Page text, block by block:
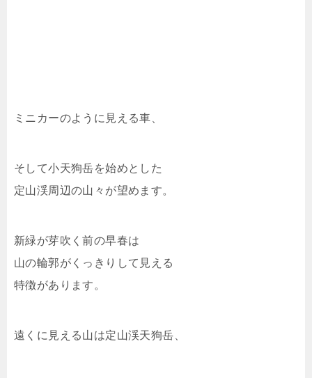
ミニカーのように見える車、
そして小天狗岳を始めとした
定山渓周辺の山々が望めます。
新緑が芽吹く前の早春は
山の輪郭がくっきりして見える
特徴があります。
遠くに見える山は定山渓天狗岳、